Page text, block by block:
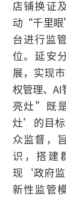
店铺换证
动“千里
台进行监
位。延安
展，实现
权管理、
亮灶”既
灶’的目标
众监督，
识，搭建
现‘政府
新性监管